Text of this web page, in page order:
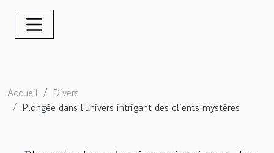
Accueil
Divers
Plongée dans l'univers intrigant des clients mystères